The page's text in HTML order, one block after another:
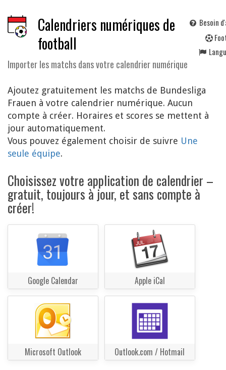
Calendriers numériques de
football
Importer les matchs dans votre calendrier numérique
Besoin
F
Ajoutez gratuitement les matchs de Bundesliga
Frauen à votre calendrier numérique. Aucun
compte à créer. Horaires et scores se mettent à
jour automatiquement.
Vous pouvez également choisir de suivre Une
seule équipe.
Choisissez votre application de calendrier –
gratuit, toujours à jour, et sans compte à
créer!
Google Calendar Apple iCal
Microsoft Outlook Outlook.com / Hotmail